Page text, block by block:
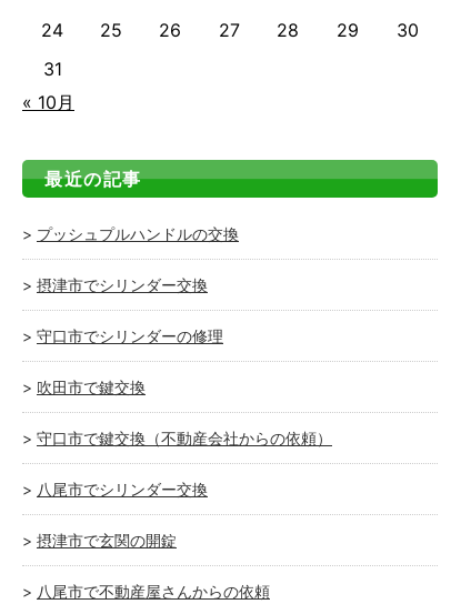
24
25 26 27 28 29
30
31
« 10月
最近の記事
プッシュプルハンドルの交換
摂津市でシリンダー交換
守口市でシリンダーの修理
吹田市で鍵交換
守口市で鍵交換（不動産会社からの依頼）
八尾市でシリンダー交換
摂津市で玄関の開錠
八尾市で不動産屋さんからの依頼